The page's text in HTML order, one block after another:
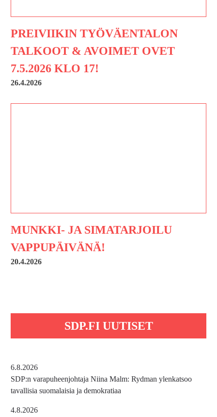
PREIVIIKIN TYÖVÄENTALON
TALKOOT & AVOIMET OVET
7.5.2026 KLO 17!
26.4.2026
MUNKKI- JA SIMATARJOILU
VAPPUPÄIVÄNÄ!
20.4.2026
SDP.FI UUTISET
6.8.2026
SDP:n varapuheenjohtaja Niina Malm: Rydman ylenkatsoo
tavallisia suomalaisia ja demokratiaa
4.8.2026